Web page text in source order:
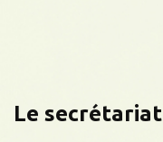
Le secrétariat